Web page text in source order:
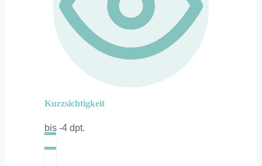
Kurzsichtigkeit
bis -4 dpt.